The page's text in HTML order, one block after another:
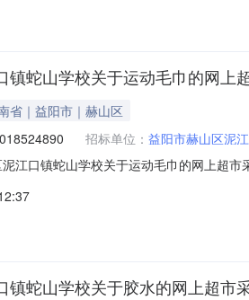
称：地址：联
镇蛇山学校关于运动毛巾的网上
省｜益阳市｜赫山区
招标单位： 益阳市赫山区泥
江口镇蛇山学校关于运动毛巾的网上超
额(元)验收标准\规格型号\技术标准验收
镇蛇山学校关于胶水的网上超市